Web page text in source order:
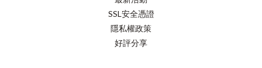
SSL安全憑證
隱私權政策
好評分享